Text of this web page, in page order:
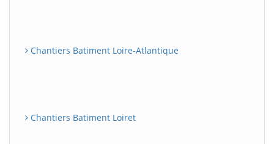
Chantiers Batiment Loire-Atlantique
Chantiers Batiment Loiret